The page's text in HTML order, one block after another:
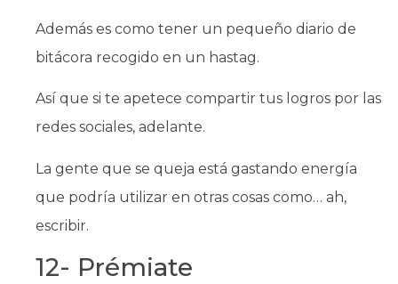
Además es como tener un pequeño diario de
bitácora recogido en un hastag.
Así que si te apetece compartir tus logros por las
redes sociales, adelante.
La gente que se queja está gastando energía
que podría utilizar en otras cosas como… ah,
escribir.
12- Prémiate